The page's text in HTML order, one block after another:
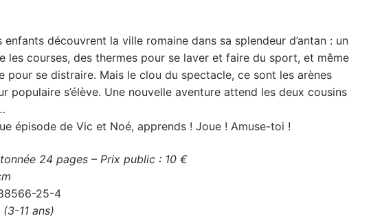
enfants découvrent la ville romaine dans sa splendeur d’antan : un
les courses, des thermes pour se laver et faire du sport, et même
pour se distraire. Mais le clou du spectacle, ce sont les arènes
populaire s’élève. Une nouvelle aventure attend les deux cousins
épisode de Vic et Noé, apprends ! Joue ! Amuse-toi !
24 pages – Prix public : 10 €
25-4
11 ans)